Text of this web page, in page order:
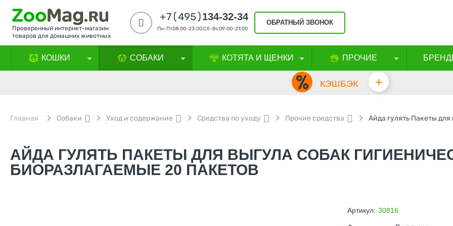
Проверенный интернет-магазин
товаров для домашних животных
+7(495)134-32-34
Пн-Пт08:00-23:00,Сб-Вс09:00-21:00
ОБРАТНЫЙ ЗВОНОК
КОШКИ СОБАКИ КОТЯТА И ЩЕНКИ ПРОЧИЕ
КЭШБЭК +
Главная Собаки Уход и содержание Средства по уходу Прочие средства
АЙДА ГУЛЯТЬ ПАКЕТЫ ДЛЯ ВЫГУЛА СОБАК
БИОРАЗЛАГАЕМЫЕ 20 ПАКЕТОВ
Артикул: 30816